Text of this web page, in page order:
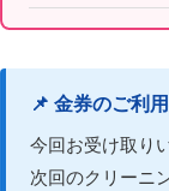
📌 金券のご利
今回お受け取り
次回のクリーニ